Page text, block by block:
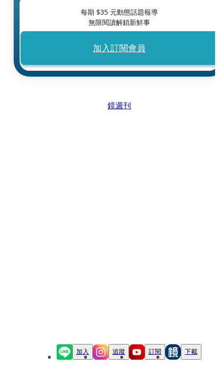
每期 $35 元動態話題報導
無限閱讀解鎖新鮮事
加入訂閱會員
鏡週刊
加入 追蹤 訂閱 下載